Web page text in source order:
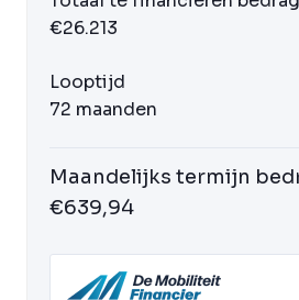
€26.213
Looptijd
72 maanden
Maandelijks termijn
€639,94